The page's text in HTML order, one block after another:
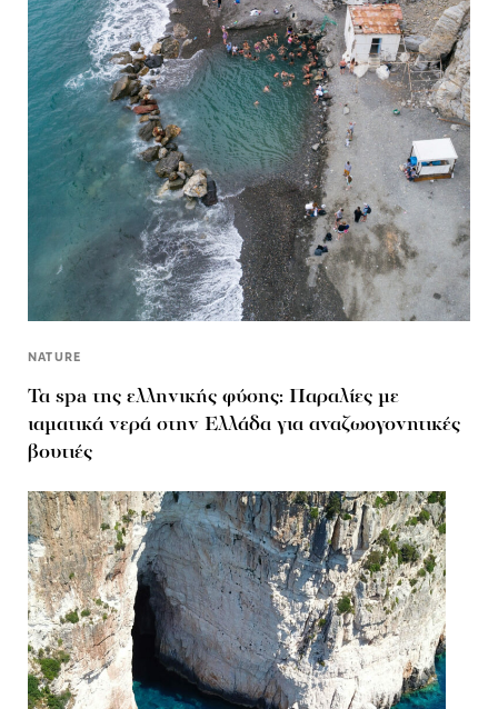
NATURE
Τα spa της ελληνικής φύσης: Παραλίες με
ιαματικά νερά στην Ελλάδα για αναζωογονητικές
βουτιές